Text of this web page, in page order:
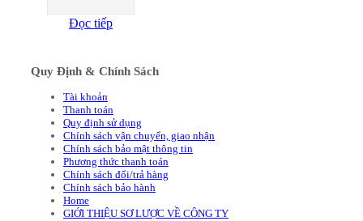
Đọc tiếp
Quy Định & Chính Sách
Tài khoản
Thanh toán
Quy định sử dụng
Chính sách vận chuyển, giao nhận
Chính sách bảo mật thông tin
Phương thức thanh toán
Chính sách đổi/trả hàng
Chính sách bảo hành
Home
GIỚI THIỆU SƠ LƯỢC VỀ CÔNG TY